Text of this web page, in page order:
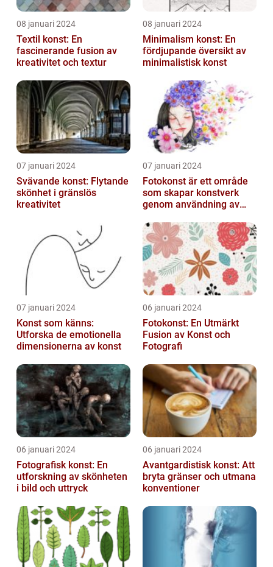
08 januari 2024
Textil konst: En
fascinerande fusion av
kreativitet och textur
08 januari 2024
Minimalism konst: En
fördjupande översikt av
minimalistisk konst
07 januari 2024
Svävande konst: Flytande
skönhet i gränslös
kreativitet
07 januari 2024
Fotokonst är ett område
som skapar konstverk
genom användning av
07 januari 2024
Konst som känns:
Utforska de emotionella
dimensionerna av konst
06 januari 2024
Fotokonst: En Utmärkt
Fusion av Konst och
Fotografi
06 januari 2024
Fotografisk konst: En
utforskning av skönheten
i bild och uttryck
06 januari 2024
Avantgardistisk konst: Att
bryta gränser och utmana
konventioner